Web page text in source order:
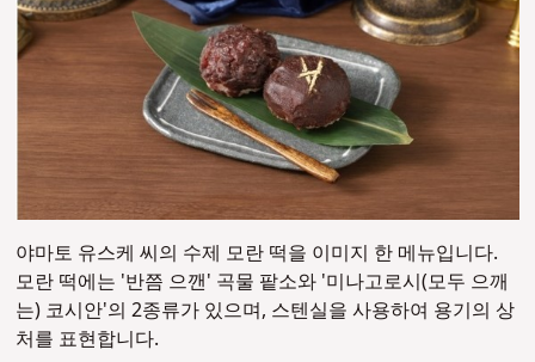
야마토 유스케 씨의 수제 모란 떡을 이미지 한 메뉴입니다.
모란 떡에는 '반쯤 으깬' 곡물 팥소와 '미나고로시(모두 으깨
는) 코시안'의 2종류가 있으며, 스텐실을 사용하여 용기의 상
처를 표현합니다.